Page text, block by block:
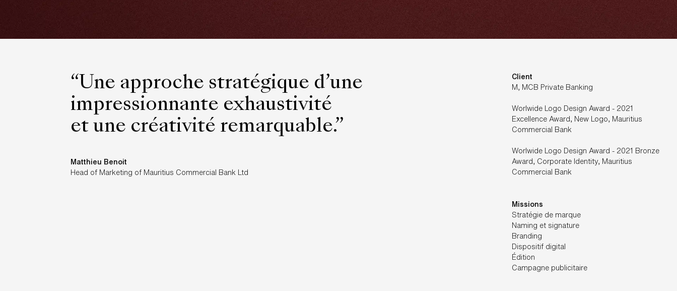
“Une approche stratégique d’une
impressionnante exhaustivité
et une créativité remarquable.”
Matthieu Benoit
Head of Marketing of Mauritius Commercial Bank Ltd
Client
M, MCB Private Banking
Worlwide Logo Design Award - 2021
Excellence Award, New Logo, Mauritius
Commercial Bank
Worlwide Logo Design Award - 2021 Bronze
Award, Corporate Identity, Mauritius
Commercial Bank
Missions
Stratégie de marque
Naming et signature
Branding
Dispositif digital
Édition
Campagne publicitaire